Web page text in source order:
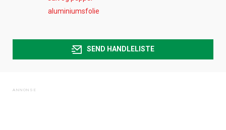
aluminiumsfolie
SEND HANDLELISTE